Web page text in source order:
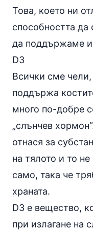
Това, което ни
способността да
да поддържаме
D3
Всички сме
поддържа
много по-добре
„слънчев
отнася за
на тялото и то
само, така че
храната.
D3 е вещество,
при излагане на